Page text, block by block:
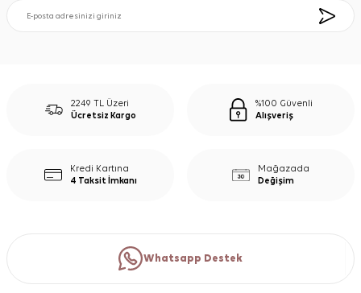
2249 TL Üzeri
Ücretsiz Kargo
%100 Güvenli
Alışveriş
Kredi Kartına
4 Taksit İmkanı
Mağazada
Değişim
Whatsapp Destek